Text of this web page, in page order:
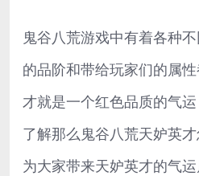
鬼谷八荒游戏中有着各种
的品阶和带给玩家们的属
才就是一个红色品质的气
了解那么鬼谷八荒天妒英
为大家带来天妒英才的气